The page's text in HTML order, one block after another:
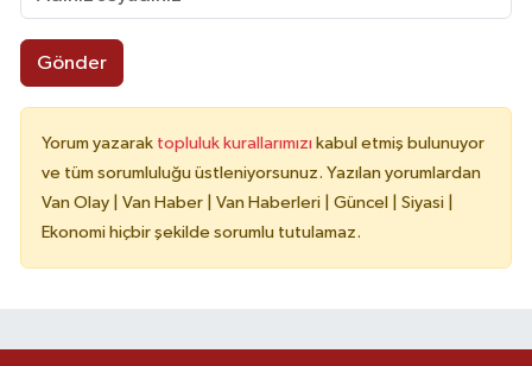
Gönder
Yorum yazarak topluluk kurallarımızı kabul etmiş bulunuyor
ve tüm sorumluluğu üstleniyorsunuz. Yazılan yorumlardan
Van Olay | Van Haber | Van Haberleri | Güncel | Siyasi |
Ekonomi hiçbir şekilde sorumlu tutulamaz.